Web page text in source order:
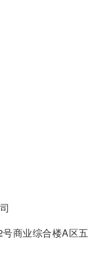
商业综合楼A区五